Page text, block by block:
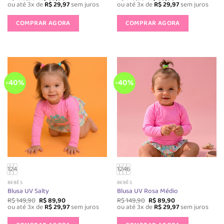
preço
original
era:
R$ 149,90.
preço
é:
R$ 89,90.
ou até 3x deR$29,97sem juros
COMPRAR AGORA
variantes.
escolhidas
na
página
do
preço
original
era:
R$ 149,90.
preço
é:
R$ 89,90.
ou até 3x deR$29,97sem juros
COMPRAR AGORA
variantes.
produto
-40%
124
BEBÊS
Blusa UV Salty
R$149,90 O
preço
original
era:
R$89,90O
preço
atual
é:
ou até 3x deR$29,97sem juros
-40%
1246
BEBÊS
Blusa UV Rosa Médio
R$149,90 O
preço
original
era:
R$89,90O
preço
atual
é:
ou até 3x deR$29,97sem juros